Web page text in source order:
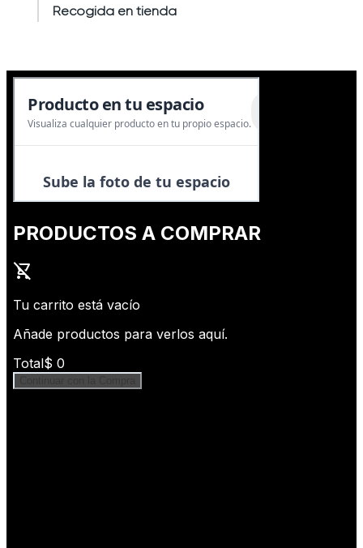
Recogida en tienda